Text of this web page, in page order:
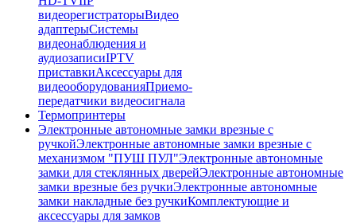
видеорегистраторыВидео
адаптерыСистемы
видеонаблюдения и
аудиозаписиIPTV
приставкиАксессуары для
видеооборудованияПриемо-
передатчики видеосигнала
Термопринтеры
Электронные автономные замки врезные с
ручкойЭлектронные автономные замки врезные с
механизмом "ПУШ ПУЛ"Электронные автономные
замки для стеклянных дверейЭлектронные автономные
замки врезные без ручкиЭлектронные автономные
замки накладные без ручкиКомплектующие и
аксессуары для замков